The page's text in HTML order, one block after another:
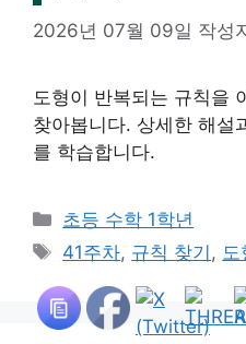
2026년 07월 09일 작성
도형이 반복되는 규칙을
찾아봅니다. 상세한 해설
를 학습합니다.
카
테
리
초등 수학 1학년
태
41주차, 규칙 찾기 , 도